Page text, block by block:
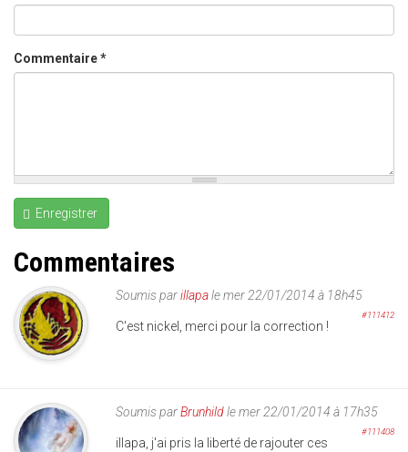
Commentaire*
Enregistrer
Commentaires
Soumis parillapale mer 22/01/2014 à 18h45
#111412
C'est nickel, merci pour la correction !
Soumis parBrunhildle mer 22/01/2014 à 17h35
#111408
illapa, j'ai pris la liberté de rajouter ces